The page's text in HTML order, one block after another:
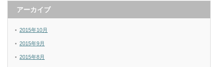
アーカイブ
2015年10月
2015年9月
2015年8月